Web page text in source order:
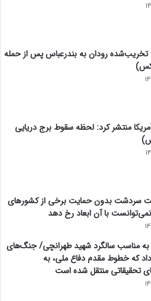
رودان به بندرعباس پس از حمله
منتشر کرد: لحظه سقوط برج دریایی
سردشت بدون حمایت برخی از کشورهای
با آن ابعاد رخ دهد
به مناسب سالگرد شهید طهرانچی/ جنگ‌های
که خطوط مقدم دفاع ملی، به
تحقیقاتی منتقل شده است